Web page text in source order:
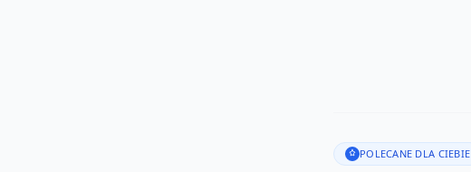
POLECANE DLA CIEBIE